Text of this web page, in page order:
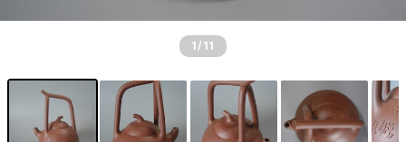
1 /11